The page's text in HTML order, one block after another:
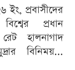
প্রবাসীদের
প্রধান
হালনাগাদ
বিনিময়...